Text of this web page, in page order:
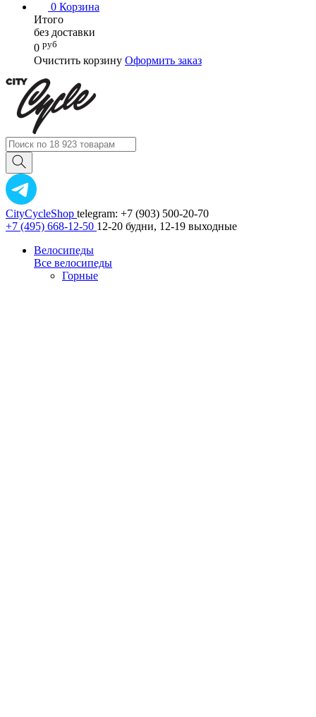
0 Корзина
Итого
без доставки
0 руб
Очистить корзину Оформить заказ
CityCycleShop telegram: +7 (903) 500-20-70
+7 (495) 668-12-50 12-20 будни, 12-19 выходные
Велосипеды
Все велосипеды
Горные